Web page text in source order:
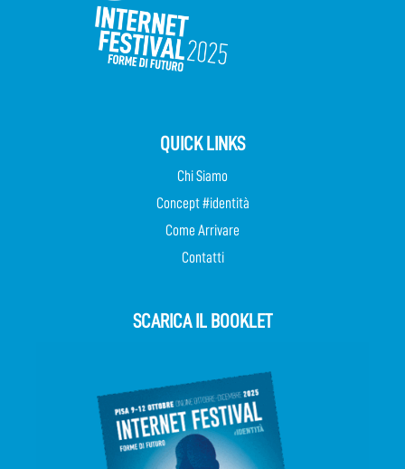
QUICK LINKS
Chi Siamo
Concept #identità
Come Arrivare
Contatti
SCARICA IL BOOKLET